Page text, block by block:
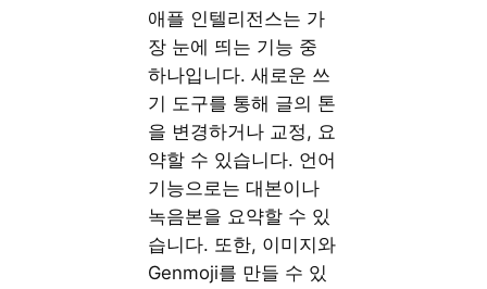
애플 인텔리전스는 가
장 눈에 띄는 기능 중
하나입니다. 새로운 쓰
기 도구를 통해 글의 톤
을 변경하거나 교정, 요
약할 수 있습니다. 언어
기능으로는 대본이나
녹음본을 요약할 수 있
습니다. 또한, 이미지와
Genmoji를 만들 수 있